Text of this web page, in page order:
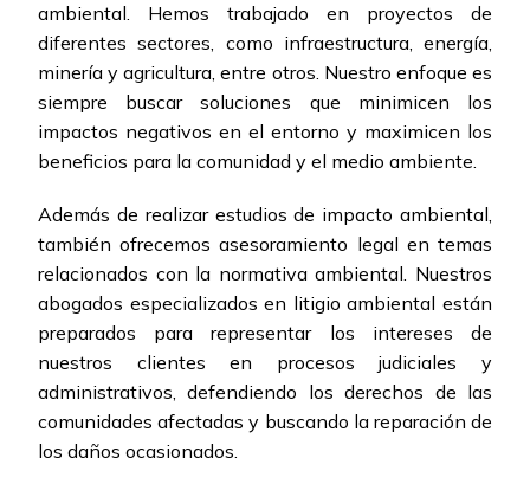
ambiental. Hemos trabajado en proyectos de
diferentes sectores, como infraestructura, energía,
minería y agricultura, entre otros. Nuestro enfoque es
siempre buscar soluciones que minimicen los
impactos negativos en el entorno y maximicen los
beneficios para la comunidad y el medio ambiente.
Además de realizar estudios de impacto ambiental,
también ofrecemos asesoramiento legal en temas
relacionados con la normativa ambiental. Nuestros
abogados especializados en litigio ambiental están
preparados para representar los intereses de
nuestros clientes en procesos judiciales y
administrativos, defendiendo los derechos de las
comunidades afectadas y buscando la reparación de
los daños ocasionados.